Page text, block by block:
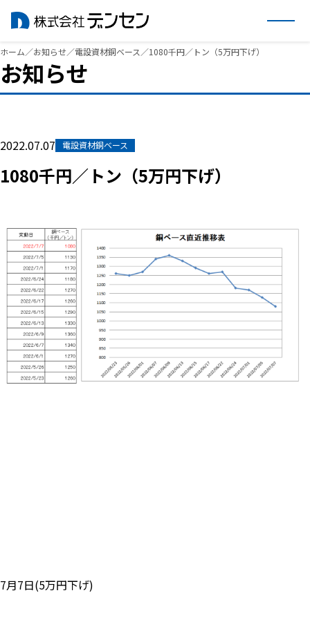
内
容
を
ッ
ホーム／お知らせ／電設資材銅ベース ／1080千円／トン（5万円下げ）
お知らせ
2022.07.07 電設資材銅ベース
1080千円／トン（5万円下げ）
7月7日(5万円下げ)